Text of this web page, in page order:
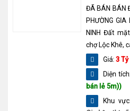
ĐÃ BÁN BÁN
PHƯỜNG GIA
NINH Đất
chợ Lộc Khê,
Giá: 3 Tỷ
Diện tích:
bán lẻ 5m))
Khu vực: